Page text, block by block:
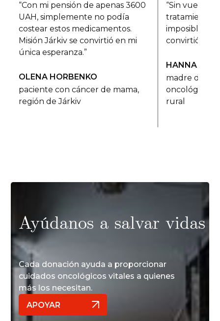
“Con mi pensión de apenas 3600
UAH, simplemente no podía
costear estos medicamentos.
Misión Járkiv se convirtió en mi
única esperanza.”
OLENA HORBENKO
paciente con cáncer de mama,
región de Járkiv
“Sin vuestra
tratamiento
imposible.
convirtió en
HANNA
madre de
oncológica
rural
Ayúdanos a salvar vidas
Cada donación ayuda a proporcionar
cuidados oncológicos vitales a quienes
más los necesitan.
APOYAR
APOYAR